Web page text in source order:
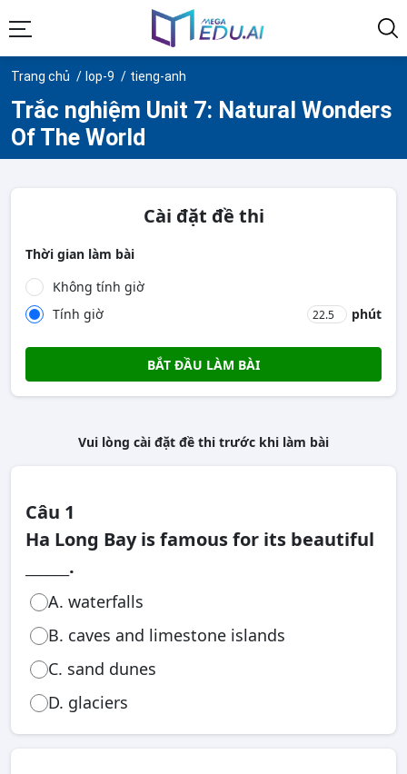
Trang chủ lop-9 tieng-anh
Trắc nghiệm Unit 7: Natural Wonders
Of The World
Cài đặt đề thi
Thời gian làm bài
Không tính giờ
Tính giờ
phút
BẮT ĐẦU LÀM BÀI
Vui lòng cài đặt đề thi trước khi làm bài
Câu 1
Ha Long Bay is famous for its beautiful
______.
A. waterfalls
B. caves and limestone islands
C. sand dunes
D. glaciers